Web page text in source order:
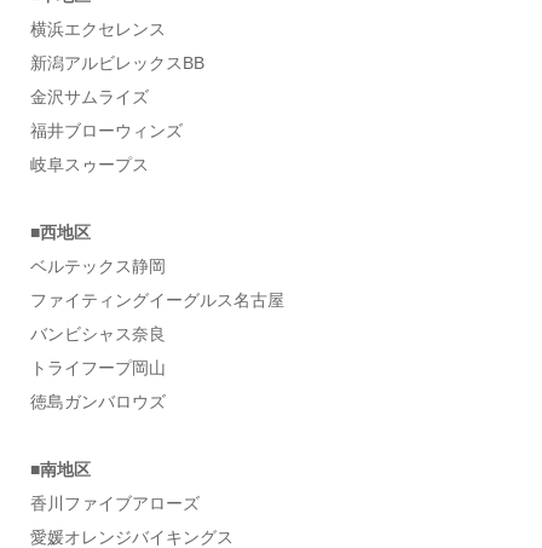
横浜エクセレンス
新潟アルビレックスBB
金沢サムライズ
福井ブローウィンズ
岐阜スゥープス
■西地区
ベルテックス静岡
ファイティングイーグルス名古屋
バンビシャス奈良
トライフープ岡山
徳島ガンバロウズ
■南地区
香川ファイブアローズ
愛媛オレンジバイキングス